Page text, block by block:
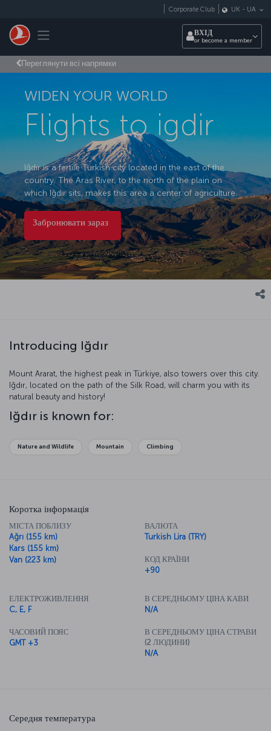
Toggle navigation
Corporate Club UK - UA
ВХІД
or become a member
Переглянути всі напрямки
WIDEN YOUR WORLD
Flights to igdir
Iğdır is a fertile Turkish city located in the east of the
country. The Aras River, to the north of the plain on
which Iğdır sits, makes this area a center of agriculture.
Забронювати зараз
Introducing Iğdır
Mount Ararat, the highest peak in Türkiye, also towers over this city.
Iğdır, located on the path of the Silk Road, will charm you with its
natural beauty and history!
Iğdır is known for:
Nature and Wildlife Mountain Climbing
Коротка інформація
МІСТА ПОБЛИЗУ
Ağrı (155 km)
Kars (155 km)
Van (223 km)
ВАЛЮТА
Turkish Lira (TRY)
КОД КРАЇНИ
+90
ЕЛЕКТРОЖИВЛЕННЯ
C, E, F
ЧАСОВИЙ ПОЯС
GMT +3
В СЕРЕДНЬОМУ ЦІНА КАВИ
N/A
В СЕРЕДНЬОМУ ЦІНА СТРАВИ
(2 ЛЮДИНИ)
N/A
Середня температура